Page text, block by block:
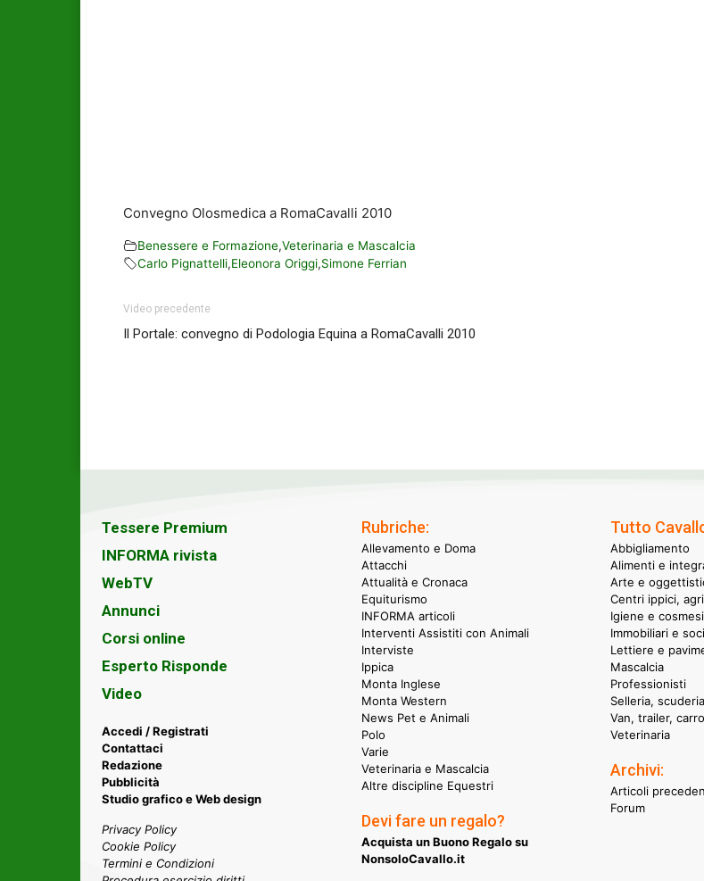
Convegno Olosmedica a RomaCavalli 2010
Benessere e Formazione,Veterinaria e Mascalcia
Carlo Pignattelli,Eleonora Origgi,Simone Ferrian
Video precedente
Il Portale: convegno di Podologia Equina a RomaCavalli 2010
Tessere Premium
INFORMA rivista
WebTV
Annunci
Corsi online
Esperto Risponde
Video
Accedi / Registrati
Contattaci
Redazione
Pubblicità
Studio grafico e Web design
Privacy Policy
Cookie Policy
Termini e Condizioni
Rubriche:
Allevamento e Doma
Attacchi
Attualità e Cronaca
Equiturismo
INFORMA articoli
Interventi Assistiti con Animali
Interviste
Ippica
Monta Inglese
Monta Western
News Pet e Animali
Polo
Varie
Veterinaria e Mascalcia
Altre discipline Equestri
Devi fare un regalo?
Acquista un Buono Regalo su
NonsoloCavallo.it
Tutto
Abbigliamento
Alimenti e
Arte e
Centri ippici,
Igiene e cosmesi
Immobiliari e
Lettiere e
Mascalcia
Professionisti
Selleria,
Van, trailer,
Veterinaria
Archivi:
Articoli
Forum